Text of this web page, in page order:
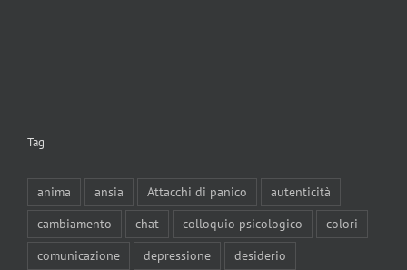
Tag
anima ansia Attacchi di panico
autenticità
cambiamento
chat colloquio psicologico
colori
comunicazione
depressione
desiderio